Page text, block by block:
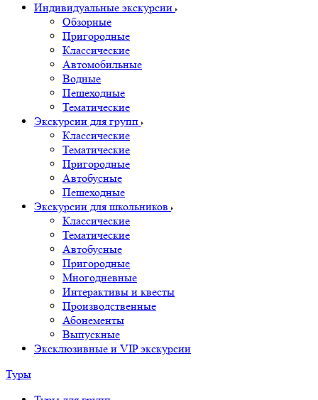
Индивидуальные экскурсии
Обзорные
Пригородные
Классические
Автомобильные
Водные
Пешеходные
Тематические
Экскурсии для групп
Классические
Тематические
Пригородные
Автобусные
Пешеходные
Экскурсии для школьников
Классические
Тематические
Автобусные
Пригородные
Многодневные
Интерактивы и квесты
Производственные
Абонементы
Выпускные
Эксклюзивные и VIP экскурсии
Туры